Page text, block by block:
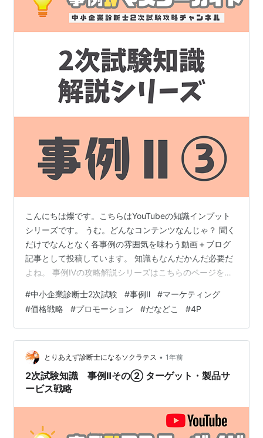
こんにちは燦です。こちらはYouTubeの知識インプット
シリーズです。 うむ。どんなコンテンツなんじゃ？ 聞く
だけでなんとなく各事例の雰囲気を味わう動画＋ブログ
記事として投稿しています。 知識もなんだかんだ必要だ
よね。 事例Ⅳの攻略解説シリーズはこちらのページをご
事例Ⅳの過去問解説シリーズはこちらのページをご確認
ください。【YouTube】事例Ⅳ 過去問解説シリーズ チャ
ンネル登録もよろしくね♪ ◆目次◆ 5. 価格戦略を完全攻
略！ 5-1. 売上向上の基本構造 5-2. 価格設定の3つの方法
5-3. プライシング戦略の5つの手法 …
#中小企業診断士2次試験 #事例Ⅱ #マーケティング
#価格戦略 #プロモーション #だなどこ #4P
とりあえず診断士になるソクラテス • 1年前
2次試験知識 事例Ⅱその② ターゲット・製品サ
ービス戦略